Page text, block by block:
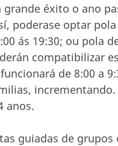
éxito o ano
poderase optar
ás 19:30; ou pola
compatibilizar
de 8:00 a
anos.
guiadas de